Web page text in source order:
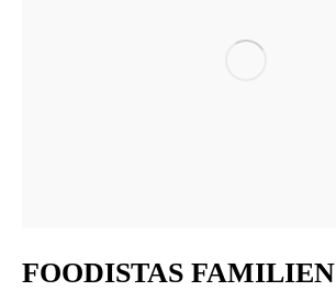
FOODISTAS FAMILIEN